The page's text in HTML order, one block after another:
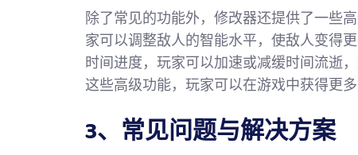
除了常见的功能外，修改器还提供了一些
家可以调整敌人的智能水平，使敌人变得
时间进度，玩家可以加速或减缓时间流逝
这些高级功能，玩家可以在游戏中获得更多
3、常见问题与解决方案